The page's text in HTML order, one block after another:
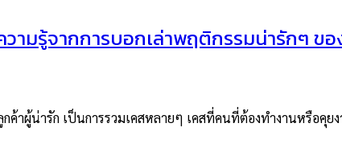
ามรู้จากการบอกเล่าพฤติกรรมน่ารักๆ ข
ค้าผู้น่ารัก เป็นการรวมเคสหลายๆ เคสที่คนที่ต้องทำงานหรือคุ